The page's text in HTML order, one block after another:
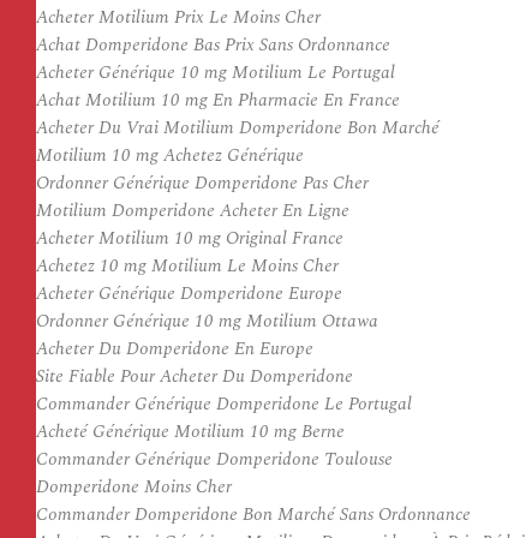
Acheter Motilium Prix Le Moins Cher
Achat Domperidone Bas Prix Sans Ordonnance
Acheter Générique 10 mg Motilium Le Portugal
Achat Motilium 10 mg En Pharmacie En France
Acheter Du Vrai Motilium Domperidone Bon Marché
Motilium 10 mg Achetez Générique
Ordonner Générique Domperidone Pas Cher
Motilium Domperidone Acheter En Ligne
Acheter Motilium 10 mg Original France
Achetez 10 mg Motilium Le Moins Cher
Acheter Générique Domperidone Europe
Ordonner Générique 10 mg Motilium Ottawa
Acheter Du Domperidone En Europe
Site Fiable Pour Acheter Du Domperidone
Commander Générique Domperidone Le Portugal
Acheté Générique Motilium 10 mg Berne
Commander Générique Domperidone Toulouse
Domperidone Moins Cher
Commander Domperidone Bon Marché Sans Ordonnance